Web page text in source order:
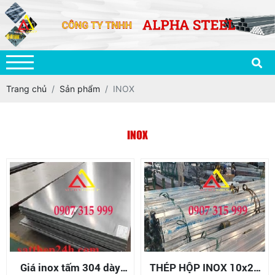
Trang chủ Sản phẩm INOX
INOX
Giá inox tấm 304 dày
THÉP HỘP INOX 10x20